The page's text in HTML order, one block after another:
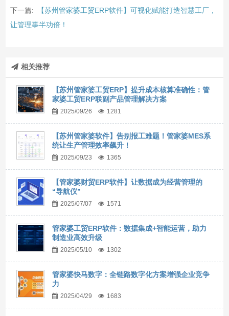
下一篇:
【苏州管家婆工贸ERP软件】可视化赋能打造智慧工厂，
让管理事半功倍！
相关推荐
【苏州管家婆工贸ERP】提升成本核算准确性：管
家婆工贸ERP联副产品管理解决方案
2025/09/26 1281
【苏州管家婆软件】告别报工难题！管家婆MES系
统让生产管理效率飙升！
2025/09/23 1365
【管家婆财贸ERP软件】让数据成为经营管理的
“导航仪”
2025/07/07 1571
管家婆工贸ERP软件：数据集成+智能运营，助力
制造业高效升级
2025/05/10 1302
管家婆快马数字：全链路数字化方案增强企业竞争
力
2025/04/29 1683